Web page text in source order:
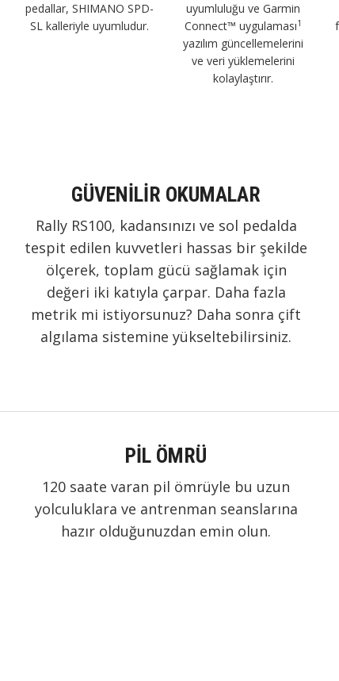
pedallar, SHIMANO SPD-
SL kalleriyle uyumludur.
uyumluluğu ve Garmin
Connect™ uygulaması1
yazılım güncellemelerini
ve veri yüklemelerini
kolaylaştırır.
GÜVENİLİR OKUMALAR
Rally RS100, kadansınızı ve sol pedalda
tespit edilen kuvvetleri hassas bir şekilde
ölçerek, toplam gücü sağlamak için
değeri iki katıyla çarpar. Daha fazla
metrik mi istiyorsunuz? Daha sonra çift
algılama sistemine yükseltebilirsiniz.
PİL ÖMRÜ
120 saate varan pil ömrüyle bu uzun
yolculuklara ve antrenman seanslarına
hazır olduğunuzdan emin olun.